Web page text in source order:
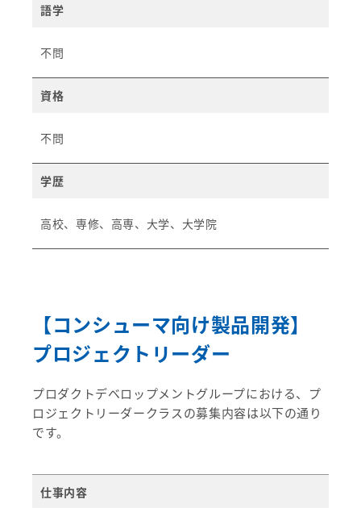
語学
不問
資格
不問​
学歴
高校、専修、高専、大学、大学院
【コンシューマ向け製品開発】
プロジェクトリーダー
プロダクトデベロップメントグループにおける、プ
ロジェクトリーダークラスの募集内容は以下の通り
です。
仕事内容